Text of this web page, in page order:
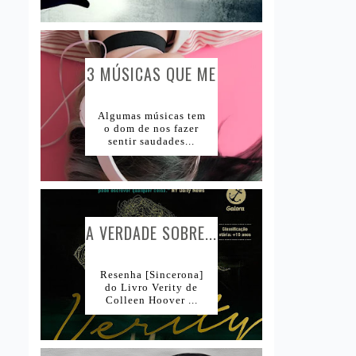
3 MÚSICAS QUE ME
Algumas músicas tem
o dom de nos fazer
sentir saudades...
A VERDADE SOBRE...
Resenha [Sincerona]
do Livro Verity de
Colleen Hoover ...